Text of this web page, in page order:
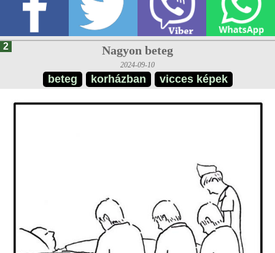
2 Nagyon beteg
2024-09-10
beteg korházban vicces képek